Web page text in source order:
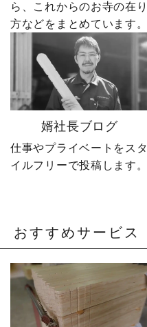
DM・公式LINEからお気
軽にどうぞ📩 #やじ社長 #
卒塔婆 #卒塔婆屋さん #日
の出町 婿社長
ら、これからのお寺の在り
方などをまとめています。
婿社長ブログ
仕事やプライベートをスタ
イルフリーで投稿します。
おすすめサービス